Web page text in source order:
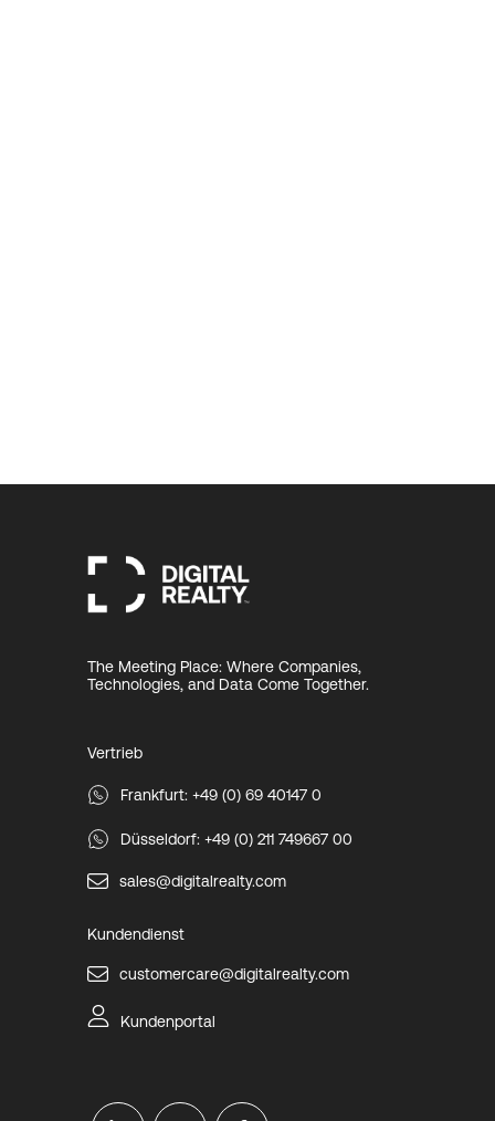
The Meeting Place: Where Companies,
Technologies, and Data Come Together.
Vertrieb
Frankfurt: +49 (0) 69 40147 0
Düsseldorf: +49 (0) 211 749667 00
sales@digitalrealty.com
Kundendienst
customercare@digitalrealty.com
Kundenportal